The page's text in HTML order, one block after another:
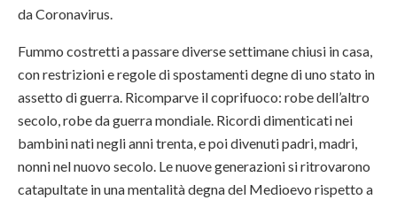
da Coronavirus.
Fummo costretti a passare diverse settimane chiusi in casa,
con restrizioni e regole di spostamenti degne di uno stato in
assetto di guerra. Ricomparve il coprifuoco: robe dell’altro
secolo, robe da guerra mondiale. Ricordi dimenticati nei
bambini nati negli anni trenta, e poi divenuti padri, madri,
nonni nel nuovo secolo. Le nuove generazioni si ritrovarono
catapultate in una mentalità degna del Medioevo rispetto a